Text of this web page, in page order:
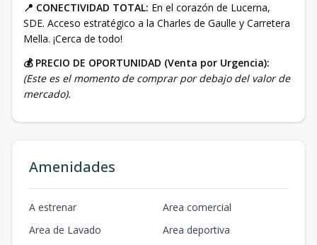
📍 CONECTIVIDAD TOTAL: En el corazón de Lucerna,
SDE. Acceso estratégico a la Charles de Gaulle y Carretera
Mella. ¡Cerca de todo!
💰 PRECIO DE OPORTUNIDAD (Venta por Urgencia):
(Este es el momento de comprar por debajo del valor de
mercado).
Amenidades
A estrenar
Area comercial
Area de Lavado
Area deportiva